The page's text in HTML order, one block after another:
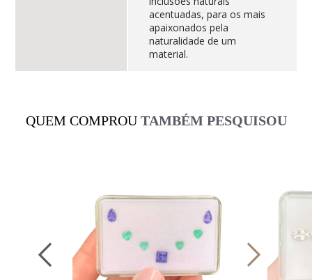
acentuadas, para os mais
apaixonados pela
naturalidade de um
material.
QUEM COMPROU TAMBÉM PESQUISOU